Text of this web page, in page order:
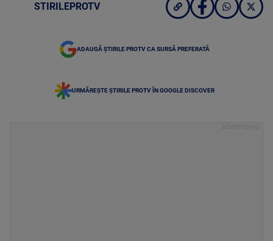
STIRILEPROTV
ADAUGĂ ȘTIRILE PROTV CA SURSĂ PREFERATĂ
URMĂREȘTE ȘTIRILE PROTV ÎN GOOGLE DISCOVER